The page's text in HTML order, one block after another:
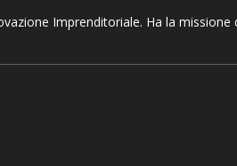
Imprenditoriale. Ha la missione